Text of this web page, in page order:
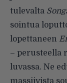
tulevalta
sointua
lopettaneen
– perusteella
luvassa. Ne
massiivista